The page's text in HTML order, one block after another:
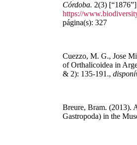
Córdoba. 2(3)
https://
página(s): 327
Cuezzo, M. G., Jose
of Orthalicoidea in
& 2): 135-191.,
Breure, Bram. (2013).
Gastropoda) in the